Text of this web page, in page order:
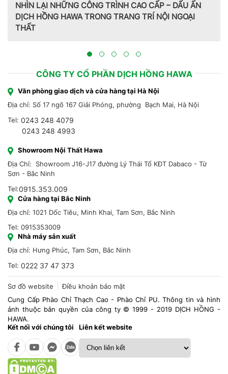
NHÌN LẠI NHỮNG CÔNG TRÌNH CAO CẤP – DẤU ẤN
DỊCH HỒNG HAWA TRONG TRANG TRÍ NỘI NGOẠI
THẤT
CÔNG TY CỔ PHẦN DỊCH HỒNG HAWA
Văn phòng giao dịch và cửa hàng tại Hà Nội
Địa chỉ: Số 17 ngõ 167 Giải Phóng, phường Bạch Mai, Hà Nội
Tel: 0243 248 4079
0243 248 4993
Showroom Nội Thất Hawa
Địa Chỉ: Showroom J16-J17 đường Lý Thái Tổ KĐT Dabaco - Từ
Sơn - Bắc Ninh
Tel:0915.353.009
Cửa hàng tại Bắc Ninh
Địa chỉ: 1021 Dốc Tiêu, Minh Khai, Tam Sơn, Bắc Ninh
Tel: 0915353009
Nhà máy sản xuất
Địa chỉ: Hưng Phúc, Tam Sơn, Bắc Ninh
Tel: 0222 37 47 373
Sơ đồ website
Điều khoản bảo mật
Cung Cấp Phào Chỉ Thạch Cao - Phào Chỉ PU. Thông tin và hình
ảnh thuộc bản quyền của công ty © 1999 - 2019 DỊCH HỒNG -
HAWA.
Kết nối với chúng tôi
Liên kết website